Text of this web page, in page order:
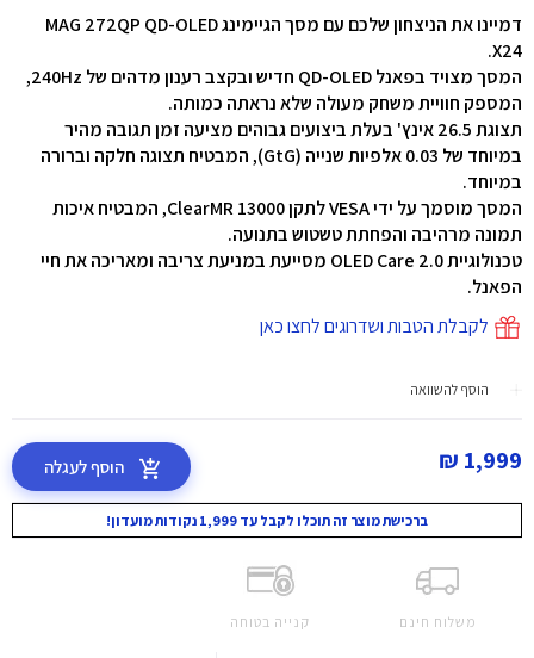
דמיינו את הניצחון שלכם עם מסך הגיימינג MAG 272QP QD-OLED
X24.
המסך מצויד בפאנל QD-OLED חדיש ובקצב רענון מדהים של ‎240Hz‎,
המספק חוויית משחק מעולה שלא נראתה כמותה.
תצוגת ‎26.5‎ אינץ' בעלת ביצועים גבוהים מציעה זמן תגובה מהיר
במיוחד של ‎0.03‎ אלפיות שנייה (GtG), המבטיח תצוגה חלקה וברורה
במיוחד.
המסך מוסמך על ידי VESA לתקן ClearMR 13000, המבטיח איכות
תמונה מרהיבה והפחתת טשטוש בתנועה.
טכנולוגיית ‎OLED Care 2.0‎ מסייעת במניעת צריבה ומאריכה את חיי
הפאנל.
לקבלת הטבות ושדרוגים לחצו כאן
הוסף להשוואה
1,999 ₪ הוסף לעגלה
ברכישת מוצר זה תוכלו לקבל עד 1,999 נקודות מועדון!
משלוח חינם קנייה בטוחה